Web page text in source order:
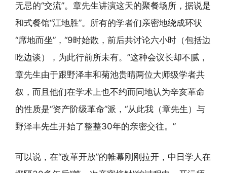
无忌的“交流”。章先生讲演这天的聚餐场所，据说是
和式餐馆“江地胜”。所有的学者们亲密地绕成环状
“席地而坐”，“9时始散，前后共讨论六小时（包括边
吃边谈），为此行前所未有。”这种会议长却不腻，
章先生由于跟野泽丰和菊池贵晴两位大师级学者共
叙，而且他们在学术上也不约而同地认为辛亥革命
的性质是“资产阶级革命”派，“从此我（章先生）与
野泽丰先生开始了整整30年的亲密交往。”
可以说，在“改革开放”的帷幕刚刚拉开，中日学人在